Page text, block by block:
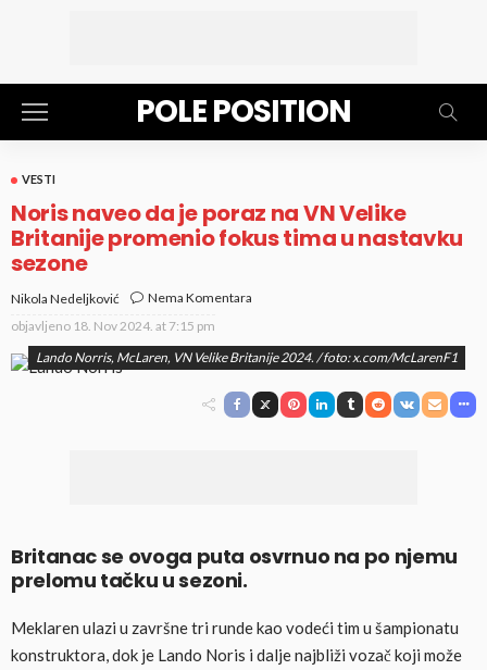
POLE POSITION
VESTI
Noris naveo da je poraz na VN Velike
Britanije promenio fokus tima u nastavku
sezone
Nikola Nedeljković
Nema Komentara
objavljeno 18. Nov 2024. at 7:15 pm
Lando Norris, McLaren, VN Velike Britanije 2024. / foto: x.com/McLarenF1
Britanac se ovoga puta osvrnuo na po njemu
prelomu tačku u sezoni.
Meklaren ulazi u završne tri runde kao vodeći tim u šampionatu
konstruktora, dok je Lando Noris i dalje najbliži vozač koji može